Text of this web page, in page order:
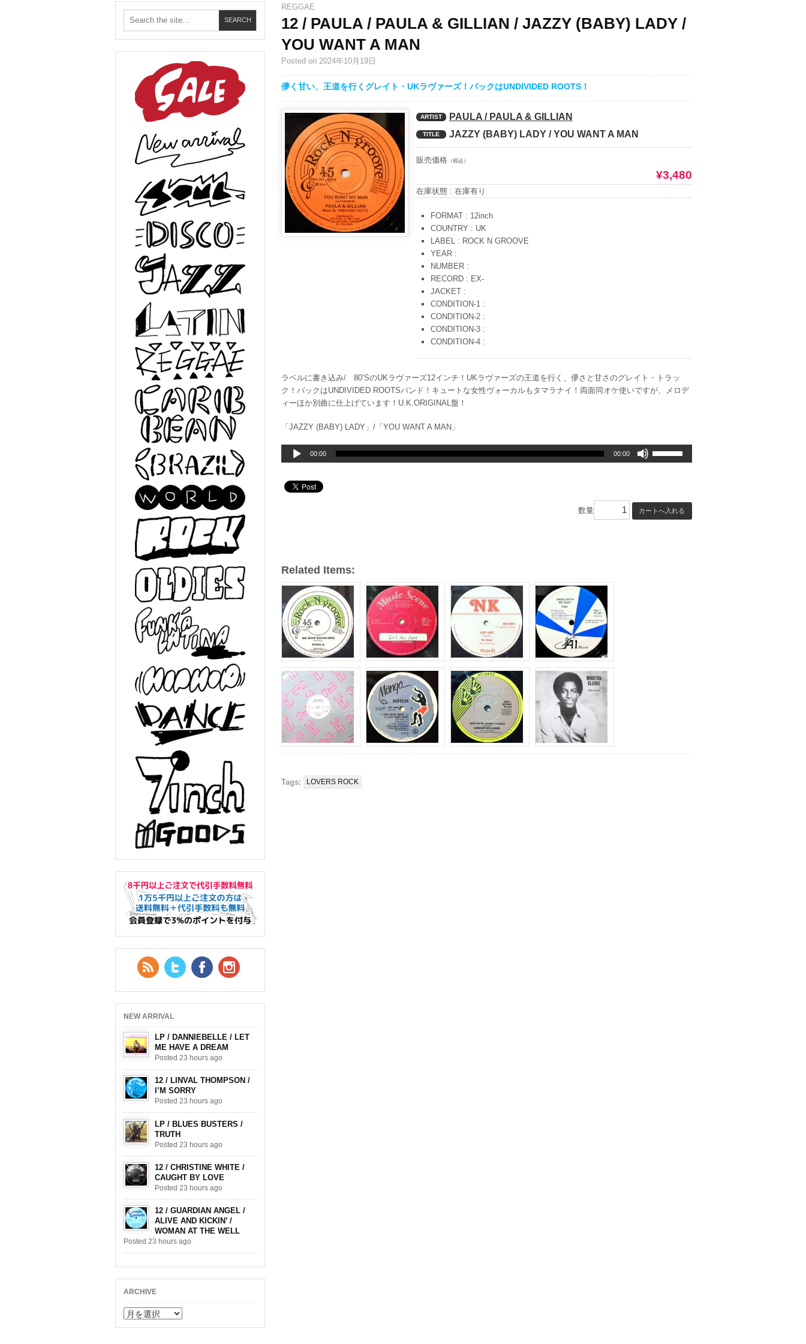
REGGAE
12 / PAULA / PAULA & GILLIAN / JAZZY (BABY) LADY /
YOU WANT A MAN
Posted on 2024年10月19日
儚く甘い、王道を行くグレイト・UKラヴァーズ！バックはUNDIVIDED ROOTS！
ARTIST PAULA / PAULA & GILLIAN
TITLE JAZZY (BABY) LADY / YOU WANT A MAN
販売価格（税込）
¥3,480
在庫状態 : 在庫有り
FORMAT : 12inch
COUNTRY : UK
LABEL : ROCK N GROOVE
YEAR :
NUMBER :
RECORD : EX-
JACKET :
CONDITION-1 :
CONDITION-2 :
CONDITION-3 :
CONDITION-4 :
ラベルに書き込み/ 80’SのUKラヴァーズ12インチ！UKラヴァーズの王道を行く、儚さと甘さのグレイト・トラッ
ク！バックはUNDIVIDED ROOTSバンド！キュートな女性ヴォーカルもタマラナイ！両面同オケ使いですが、メロデ
ィーほか別曲に仕上げています！U.K.ORIGINAL盤！
「JAZZY (BABY) LADY」/「YOU WANT A MAN」
声
レ
00:00 00:00
ボ
リ
ム
調
数量
Related Items:
Tags: LOVERS ROCK
RSS FeedTwitter Facebook
NEW ARRIVAL
LP / DANNIEBELLE / LET
ME HAVE A DREAM
Posted 23 hours ago
12 / LINVAL THOMPSON /
I’M SORRY
Posted 23 hours ago
LP / BLUES BUSTERS /
TRUTH
Posted 23 hours ago
12 / CHRISTINE WHITE /
CAUGHT BY LOVE
Posted 23 hours ago
12 / GUARDIAN ANGEL /
ALIVE AND KICKIN’ /
WOMAN AT THE WELL
Posted 23 hours ago
ARCHIVE
ARCHIVE